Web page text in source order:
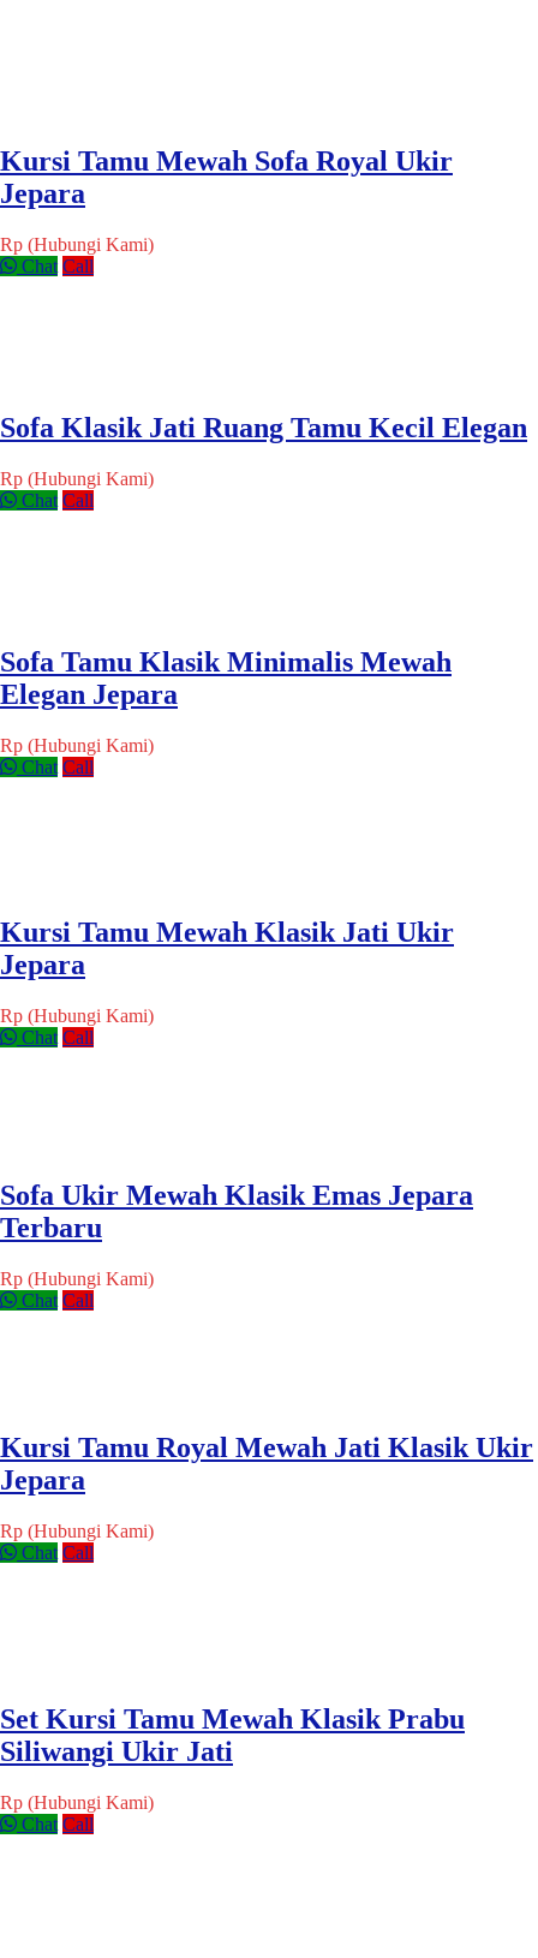
Kursi Tamu Mewah Sofa Royal Ukir
Jepara
Rp (Hubungi Kami)
Chat Call
Sofa Klasik Jati Ruang Tamu Kecil Elegan
Rp (Hubungi Kami)
Chat Call
Sofa Tamu Klasik Minimalis Mewah
Elegan Jepara
Rp (Hubungi Kami)
Chat Call
Kursi Tamu Mewah Klasik Jati Ukir
Jepara
Rp (Hubungi Kami)
Chat Call
Sofa Ukir Mewah Klasik Emas Jepara
Terbaru
Rp (Hubungi Kami)
Chat Call
Kursi Tamu Royal Mewah Jati Klasik Ukir
Jepara
Rp (Hubungi Kami)
Chat Call
Set Kursi Tamu Mewah Klasik Prabu
Siliwangi Ukir Jati
Rp (Hubungi Kami)
Chat Call